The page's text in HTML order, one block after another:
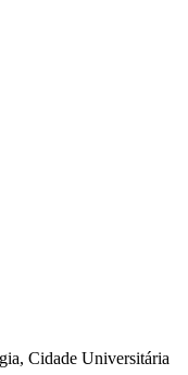
Cidade Universitária